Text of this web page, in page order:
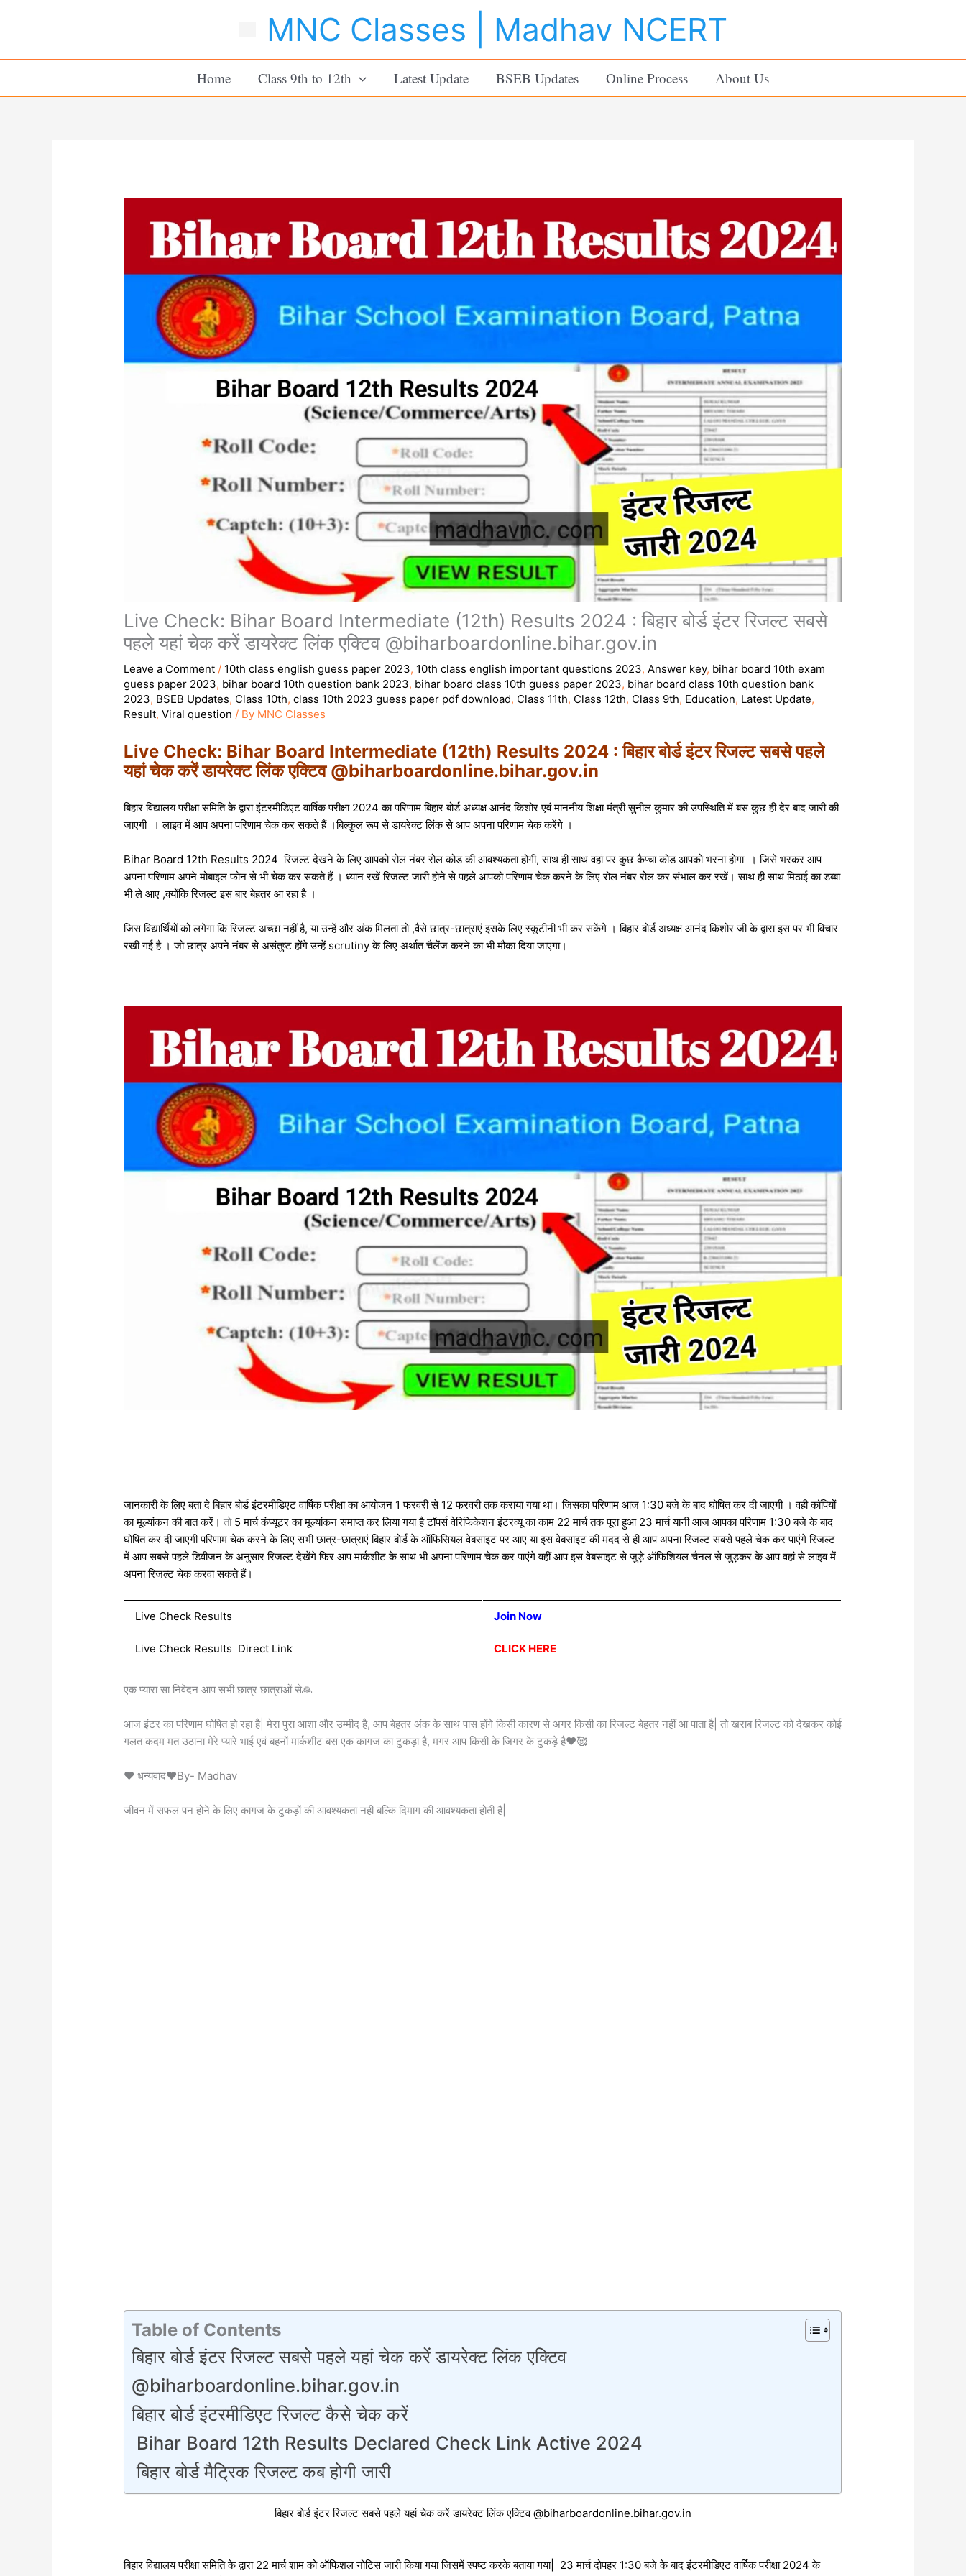
MNC Classes | Madhav NCERT
Home Class 9th to 12th Latest Update BSEB Updates Online Process About Us
Live Check: Bihar Board Intermediate (12th) Results 2024 : बिहार बोर्ड इंटर रिजल्ट सबसे
पहले यहां चेक करें डायरेक्ट लिंक एक्टिव @biharboardonline.bihar.gov.in
Leave a Comment / 10th class english guess paper 2023, 10th class english important questions 2023, Answer key, bihar board 10th exam
guess paper 2023, bihar board 10th question bank 2023, bihar board class 10th guess paper 2023, bihar board class 10th question bank
2023, BSEB Updates, Class 10th,class 10th 2023 guess paper pdf download, Class 11th, Class 12th, Class 9th, Education, Latest Update,
Result,Viral question / By MNC Classes
Live Check: Bihar Board Intermediate (12th) Results 2024 : बिहार बोर्ड इंटर रिजल्ट सबसे पहले
यहां चेक करें डायरेक्ट लिंक एक्टिव @biharboardonline.bihar.gov.in
बिहार विद्यालय परीक्षा समिति के द्वारा इंटरमीडिएट वार्षिक परीक्षा 2024 का परिणाम बिहार बोर्ड अध्यक्ष आनंद किशोर एवं माननीय शिक्षा मंत्री सुनील कुमार की उपस्थिति में बस कुछ ही देर बाद जारी की
जाएगी । लाइव में आप अपना परिणाम चेक कर सकते हैं ।बिल्कुल रूप से डायरेक्ट लिंक से आप अपना परिणाम चेक करेंगे ।
Bihar Board 12th Results 2024 रिजल्ट देखने के लिए आपको रोल नंबर रोल कोड की आवश्यकता होगी, साथ ही साथ वहां पर कुछ कैप्चा कोड आपको भरना होगा । जिसे भरकर आप
अपना परिणाम अपने मोबाइल फोन से भी चेक कर सकते हैं । ध्यान रखें रिजल्ट जारी होने से पहले आपको परिणाम चेक करने के लिए रोल नंबर रोल कर संभाल कर रखें। साथ ही साथ मिठाई का डब्बा
भी ले आए ,क्योंकि रिजल्ट इस बार बेहतर आ रहा है ।
जिस विद्यार्थियों को लगेगा कि रिजल्ट अच्छा नहीं है, या उन्हें और अंक मिलता तो ,वैसे छात्र-छात्राएं इसके लिए स्कूटीनी भी कर सकेंगे । बिहार बोर्ड अध्यक्ष आनंद किशोर जी के द्वारा इस पर भी विचार
रखी गई है । जो छात्र अपने नंबर से असंतुष्ट होंगे उन्हें scrutiny के लिए अर्थात चैलेंज करने का भी मौका दिया जाएगा।
जानकारी के लिए बता दे बिहार बोर्ड इंटरमीडिएट वार्षिक परीक्षा का आयोजन 1 फरवरी से 12 फरवरी तक कराया गया था। जिसका परिणाम आज 1:30 बजे के बाद घोषित कर दी जाएगी । वही कॉपियों
का मूल्यांकन की बात करें। तो5 मार्च कंप्यूटर का मूल्यांकन समाप्त कर लिया गया है टॉपर्स वेरिफिकेशन इंटरव्यू का काम 22 मार्च तक पूरा हुआ 23 मार्च यानी आज आपका परिणाम 1:30 बजे के बाद
घोषित कर दी जाएगी परिणाम चेक करने के लिए सभी छात्र-छात्राएं बिहार बोर्ड के ऑफिसियल वेबसाइट पर आए या इस वेबसाइट की मदद से ही आप अपना रिजल्ट सबसे पहले चेक कर पाएंगे रिजल्ट
में आप सबसे पहले डिवीजन के अनुसार रिजल्ट देखेंगे फिर आप मार्कशीट के साथ भी अपना परिणाम चेक कर पाएंगे वहीं आप इस वेबसाइट से जुड़े ऑफिशियल चैनल से जुड़कर के आप वहां से लाइव में
अपना रिजल्ट चेक करवा सकते हैं।
Live Check Results Join Now
Live Check Results Direct Link CLICK HERE
एक प्यारा सा निवेदन आप सभी छात्र छात्राओं से🙏
आज इंटर का परिणाम घोषित हो रहा है| मेरा पुरा आशा और उम्मीद है, आप बेहतर अंक के साथ पास होंगे किसी कारण से अगर किसी का रिजल्ट बेहतर नहीं आ पाता है| तो ख़राब रिजल्ट को देखकर कोई
गलत कदम मत उठाना मेरे प्यारे भाई एवं बहनों मार्कशीट बस एक कागज का टुकड़ा है, मगर आप किसी के जिगर के टुकड़े है❤️🥰
❤️ धन्यवाद❤️By- Madhav
जीवन में सफल पन होने के लिए कागज के टुकड़ों की आवश्यकता नहीं बल्कि दिमाग की आवश्यकता होती है|
Table of Contents
बिहार बोर्ड इंटर रिजल्ट सबसे पहले यहां चेक करें डायरेक्ट लिंक एक्टिव
@biharboardonline.bihar.gov.in
बिहार बोर्ड इंटरमीडिएट रिजल्ट कैसे चेक करें
Bihar Board 12th Results Declared Check Link Active 2024
बिहार बोर्ड मैट्रिक रिजल्ट कब होगी जारी
बिहार बोर्ड इंटर रिजल्ट सबसे पहले यहां चेक करें डायरेक्ट लिंक एक्टिव @biharboardonline.bihar.gov.in
बिहार विद्यालय परीक्षा समिति के द्वारा 22 मार्च शाम को ऑफिशल नोटिस जारी किया गया जिसमें स्पष्ट करके बताया गया| 23 मार्च दोपहर 1:30 बजे के बाद इंटरमीडिएट वार्षिक परीक्षा 2024 के